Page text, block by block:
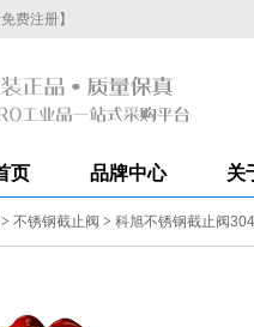
免费注册】
页 品牌中心 关
> 不锈钢截止阀 > 科旭不锈钢截止阀